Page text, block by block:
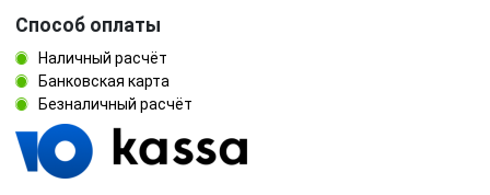
Способ оплаты
Наличный расчёт
Банковская карта
Безналичный расчёт